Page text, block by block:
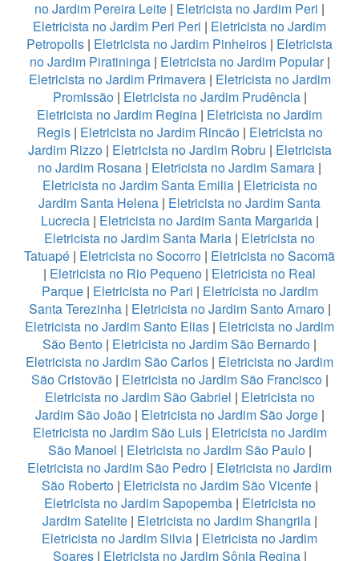
no Jardim Pereira Leite | Eletricista no Jardim Peri |
Eletricista no Jardim Peri Peri | Eletricista no Jardim
Petropolis | Eletricista no Jardim Pinheiros | Eletricista
no Jardim Piratininga| Eletricista no Jardim Popular|
Eletricista no Jardim Primavera| Eletricista no Jardim
Promissão| Eletricista no Jardim Prudência|
Eletricista no Jardim Regina | Eletricista no Jardim
Regis| Eletricista no Jardim Rincão| Eletricista no
Jardim Rizzo| Eletricista no Jardim Robru | Eletricista
no Jardim Rosana | Eletricista no Jardim Samara |
Eletricista no Jardim Santa Emilia| Eletricista no
Jardim Santa Helena | Eletricista no Jardim Santa
Lucrecia| Eletricista no Jardim Santa Margarida|
Eletricista no Jardim Santa Maria | Eletricista no
Tatuapé | Eletricista no Socorro | Eletricista no Sacomã
| Eletricista no Rio Pequeno | Eletricista no Real
Parque| Eletricista no Pari | Eletricista no Jardim
Santa Terezinha| Eletricista no Jardim Santo Amaro|
Eletricista no Jardim Santo Elias | Eletricista no Jardim
São Bento | Eletricista no Jardim São Bernardo |
Eletricista no Jardim São Carlos | Eletricista no Jardim
São Cristovão| Eletricista no Jardim São Francisco|
Eletricista no Jardim São Gabriel | Eletricista no
Jardim São João| Eletricista no Jardim São Jorge|
Eletricista no Jardim São Luis| Eletricista no Jardim
São Manoel | Eletricista no Jardim São Paulo|
Eletricista no Jardim São Pedro | Eletricista no Jardim
São Roberto| Eletricista no Jardim São Vicente|
Eletricista no Jardim Sapopemba| Eletricista no
Jardim Satelite| Eletricista no Jardim Shangrila|
Eletricista no Jardim Silvia | Eletricista no Jardim
Soares| Eletricista no Jardim Sônia Regina|